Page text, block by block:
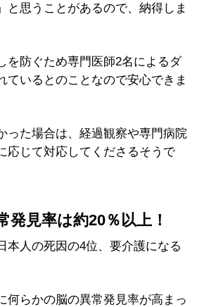
と思うことがあるので、納得しま
を防ぐため専門医師2名によるダ
ているとのことなので安心できま
った場合は、経過観察や専門病院
応じて対応してくださるそうで
発見率は約20％以上！
本人の死因の4位、要介護になる
何らかの脳の異常発見率が高まっ